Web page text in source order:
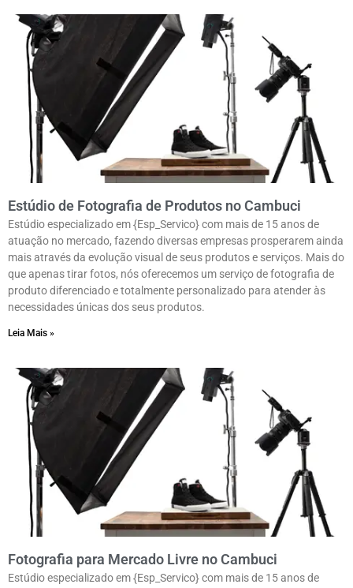
Estúdio de Fotografia de Produtos no Cambuci
Estúdio especializado em {Esp_Servico} com mais de 15 anos de
atuação no mercado, fazendo diversas empresas prosperarem ainda
mais através da evolução visual de seus produtos e serviços. Mais do
que apenas tirar fotos, nós oferecemos um serviço de fotografia de
produto diferenciado e totalmente personalizado para atender às
necessidades únicas dos seus produtos.
Leia Mais »
Fotografia para Mercado Livre no Cambuci
Estúdio especializado em {Esp_Servico} com mais de 15 anos de